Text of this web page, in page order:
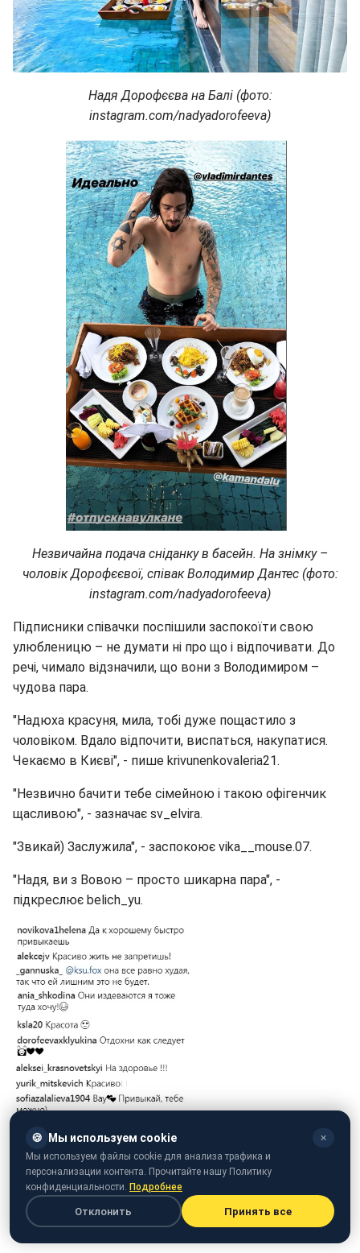
Надя Дорофєєва на Балі (фото:
instagram.com/nadyadorofeeva)
Незвичайна подача сніданку в басейн. На знімку –
чоловік Дорофєєвої, співак Володимир Дантес (фото:
instagram.com/nadyadorofeeva)
Підписники співачки поспішили заспокоїти свою
улюбленицю – не думати ні про що і відпочивати. До
речі, чимало відзначили, що вони з Володимиром –
чудова пара.
"Надюха красуня, мила, тобі дуже пощастило з
чоловіком. Вдало відпочити, виспаться, накупатися.
Чекаємо в Києві", - пише krivunenkovaleria21.
"Незвично бачити тебе сімейною і такою офігенчик
щасливою", - зазначає sv_elvira.
"Звикай) Заслужила", - заспокоює vika__mouse.07.
"Надя, ви з Вовою – просто шикарна пара", -
підкреслює belich_yu.
Скріншот коментарів: instagram.com/nadyadorofeeva
Також Дорофєєва зізналася, що в перші дні
перебування на екзотичному острові в Індонезії перші
кілька днів не могла повністю присвятити себе
відпочинку і постійно думала про роботу.
🍪 Мы используем cookie ✕
Мы используем файлы cookie для анализа трафика и
персонализации контента. Прочитайте нашу Политику
конфиденциальности. Подробнее
Отклонить Принять все